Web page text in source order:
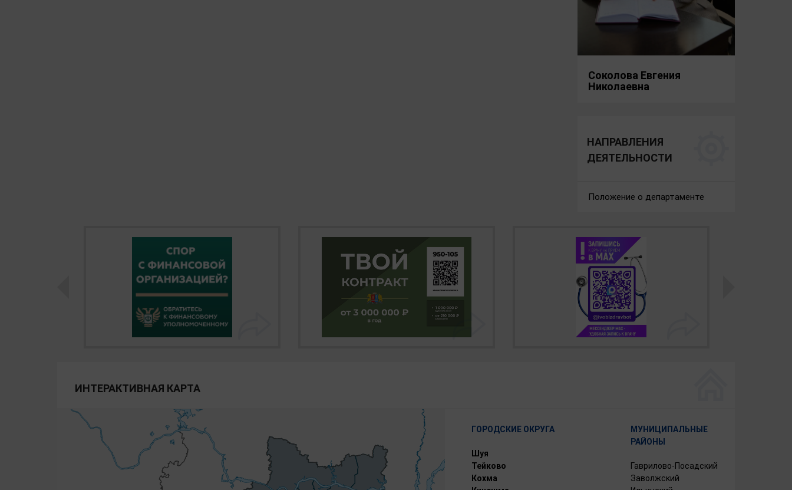
Соколова Евгения
Николаевна
НАПРАВЛЕНИЯ
ДЕЯТЕЛЬНОСТИ
Положение о департаменте
ИНТЕРАКТИВНАЯ КАРТА
ГОРОДСКИЕ ОКРУГА
Шуя
Тейково
Кохма
МУНИЦИПАЛЬНЫЕ
РАЙОНЫ
Гаврилово-Посадский
Заволжский